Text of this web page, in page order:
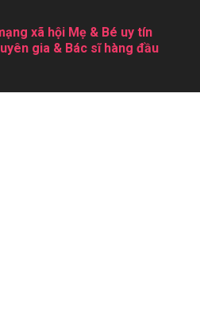
xã hội Mẹ & Bé uy tín
gia & Bác sĩ hàng đầu